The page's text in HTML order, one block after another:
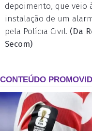
depoimento, que veio
instalação de um
pela Polícia Civil. (Da
Secom)